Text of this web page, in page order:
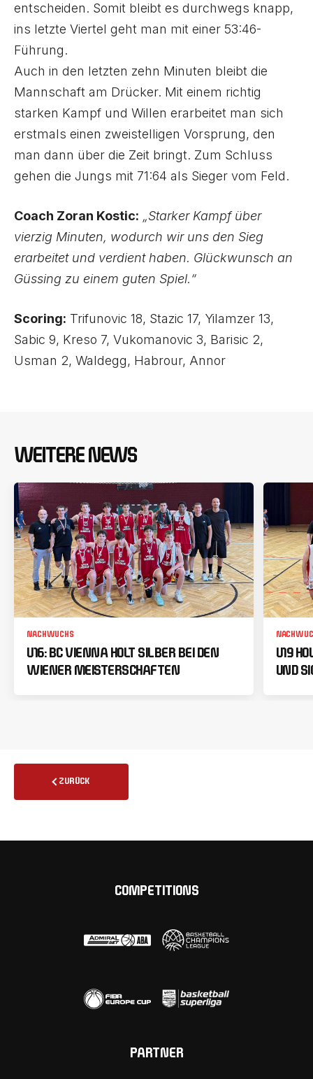
entscheiden. Somit bleibt es durchwegs knapp,
ins letzte Viertel geht man mit einer 53:46-
Führung.
Auch in den letzten zehn Minuten bleibt die
Mannschaft am Drücker. Mit einem richtig
starken Kampf und Willen erarbeitet man sich
erstmals einen zweistelligen Vorsprung, den
man dann über die Zeit bringt. Zum Schluss
gehen die Jungs mit 71:64 als Sieger vom Feld.
Coach Zoran Kostic: „Starker Kampf über
vierzig Minuten, wodurch wir uns den Sieg
erarbeitet und verdient haben. Glückwunsch an
Güssing zu einem guten Spiel.“
Scoring: Trifunovic 18, Stazic 17, Yilamzer 13,
Sabic 9, Kreso 7, Vukomanovic 3, Barisic 2,
Usman 2, Waldegg, Habrour, Annor
WEITERE NEWS
NACHWUCHS
U16: BC VIENNA HOLT SILBER BEI DEN
WIENER MEISTERSCHAFTEN
U19
UND
ZURÜCK
COMPETITIONS
PARTNER